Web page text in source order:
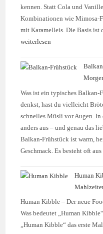
kennen. Statt Cola und
Kombinationen wie Mimosa-
mit Karamelleis. Die Basis
weiterlesen
Was ist ein typisches Balkan-
denkst, hast du vielleicht
schnelles Müsli vor Augen.
anders aus – und genau das
Balkan-Frühstück ist warm,
Geschmack. Es besteht oft
Human
Human Kibble – Der neue
Was bedeutet „Human
„Human Kibble“ das erste